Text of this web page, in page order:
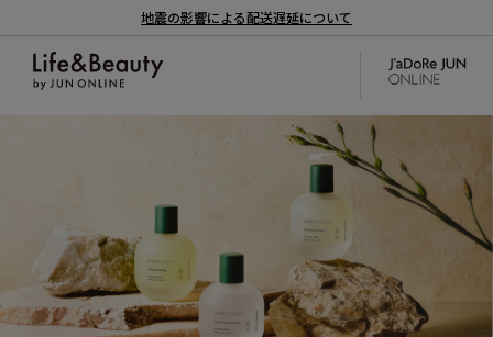
地震の影響による配送遅延について